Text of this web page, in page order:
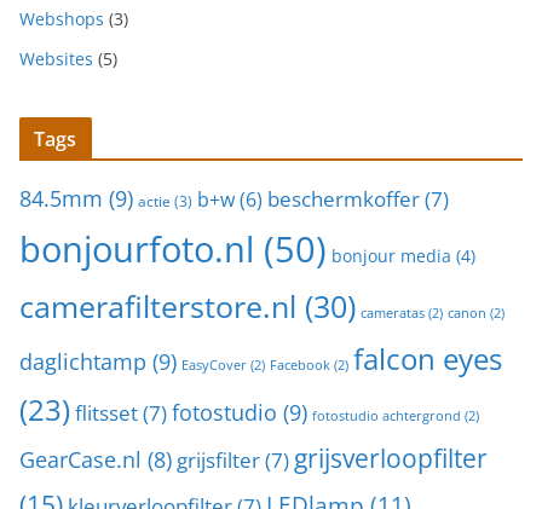
Webshops (3)
Websites (5)
Tags
84.5mm (9) actie (3) b+w(6) beschermkoffer(7)
bonjourfoto.nl (50) bonjour media (4)
camerafilterstore.nl (30) cameratas (2) canon (2)
daglichtamp (9) EasyCover (2) Facebook (2) falcon eyes
(23)flitsset(7)fotostudio (9) fotostudio achtergrond (2)
GearCase.nl (8) grijsfilter(7) grijsverloopfilter